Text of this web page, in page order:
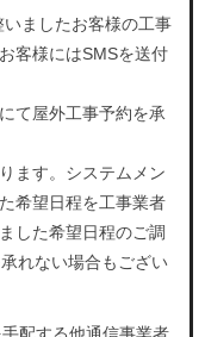
ましたお客様の工事
客様にはSMSを送付
て屋外工事予約を承
ます。システムメン
希望日程を工事業者
した希望日程のご調
れない場合もござい